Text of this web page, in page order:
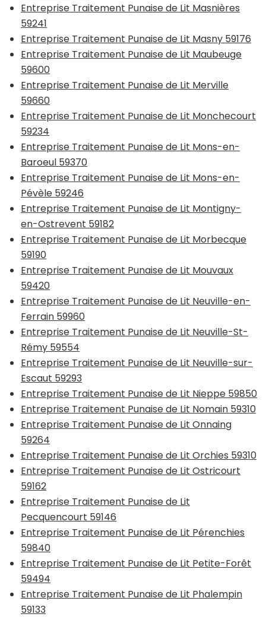
Entreprise Traitement Punaise de Lit Masnières
59241
Entreprise Traitement Punaise de Lit Masny 59176
Entreprise Traitement Punaise de Lit Maubeuge
59600
Entreprise Traitement Punaise de Lit Merville
59660
Entreprise Traitement Punaise de Lit Monchecourt
59234
Entreprise Traitement Punaise de Lit Mons-en-
Baroeul 59370
Entreprise Traitement Punaise de Lit Mons-en-
Pévèle 59246
Entreprise Traitement Punaise de Lit Montigny-
en-Ostrevent 59182
Entreprise Traitement Punaise de Lit Morbecque
59190
Entreprise Traitement Punaise de Lit Mouvaux
59420
Entreprise Traitement Punaise de Lit Neuville-en-
Ferrain 59960
Entreprise Traitement Punaise de Lit Neuville-St-
Rémy 59554
Entreprise Traitement Punaise de Lit Neuville-sur-
Escaut 59293
Entreprise Traitement Punaise de Lit Nieppe 59850
Entreprise Traitement Punaise de Lit Nomain 59310
Entreprise Traitement Punaise de Lit Onnaing
59264
Entreprise Traitement Punaise de Lit Orchies 59310
Entreprise Traitement Punaise de Lit Ostricourt
59162
Entreprise Traitement Punaise de Lit
Pecquencourt 59146
Entreprise Traitement Punaise de Lit Pérenchies
59840
Entreprise Traitement Punaise de Lit Petite-Forêt
59494
Entreprise Traitement Punaise de Lit Phalempin
59133